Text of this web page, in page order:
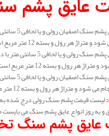
عایق پشم
و متراژ هر رول و بسته 12 متر مربع است.
هر رول و بسته 12 متر مربع است.
شود و متراژ هر رول و بسته 12 متر مربع است.
:لیست قیمت پشم سنگ رولی درج شده به
به روز انواع عایق پشم سنگ می
پشم سنگ تخته ای